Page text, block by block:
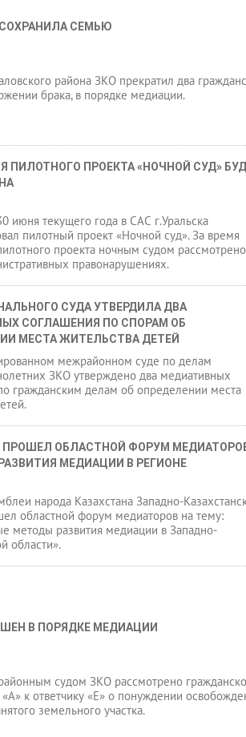
СЕМЬЮ
района ЗКО прекратил два
брака, в порядке медиации.
ПИЛОТНОГО ПРОЕКТА «НОЧНОЙ СУД»
июня текущего года в САС г.Уральска
пилотный проект «Ночной суд». За время
проекта ночным судом
правонарушениях.
СУДА УТВЕРДИЛА ДВА
СОГЛАШЕНИЯ ПО СПОРАМ ОБ
МЕСТА ЖИТЕЛЬСТВА ДЕТЕЙ
межрайонном суде по делам
ЗКО утверждено два медиативных
гражданским делам об определении места
ПРОШЕЛ ОБЛАСТНОЙ ФОРУМ
МЕДИАЦИИ В РЕГИОНЕ
народа Казахстана Западно-
областной форум медиаторов на тему:
методы развития медиации в Западно-
области».
В ПОРЯДКЕ МЕДИАЦИИ
судом ЗКО рассмотрено
к ответчику «Е» о понуждении
земельного участка.